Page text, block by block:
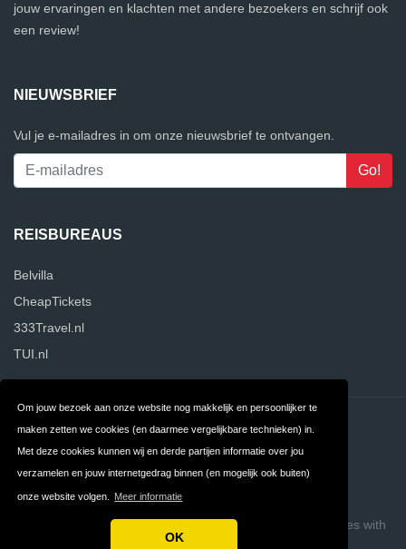
Om jouw bezoek aan onze website nog makkelijk en persoonlijker te
maken zetten we cookies (en daarmee vergelijkbare technieken) in.
Met deze cookies kunnen wij en derde partijen informatie over jou
verzamelen en jouw internetgedrag binnen (en mogelijk ook buiten)
onze website volgen. Meer informatie
OK
jouw ervaringen en klachten met andere bezoekers en schrijf ook
een review!
NIEUWSBRIEF
Vul je e-mailadres in om onze nieuwsbrief te ontvangen.
REISBUREAUS
Belvilla
CheapTickets
333Travel.nl
TUI.nl
Contact Privacy
Algemene FAQ
Copyright © 2026 ReisbureauVergelijker
Build review sites with